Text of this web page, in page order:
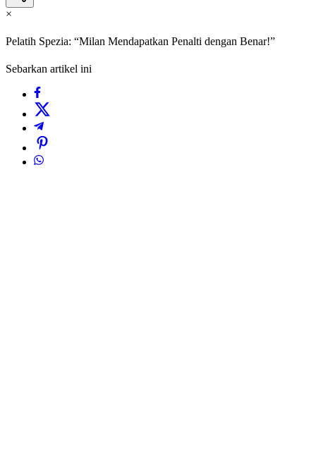
×
Pelatih Spezia: “Milan Mendapatkan Penalti dengan Benar!”
Sebarkan artikel ini